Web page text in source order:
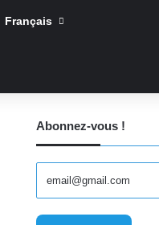
Français
Abonnez-vous !